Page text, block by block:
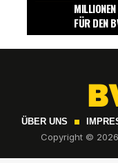
FÜR DEN
ÜBER UNS
Copyright © 2026